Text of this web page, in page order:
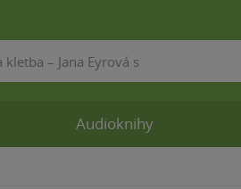
Audioknihy